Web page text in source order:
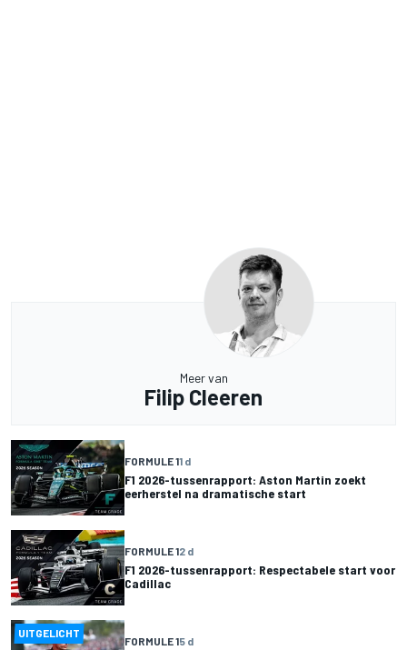
Meer van
Filip Cleeren
FORMULE 11 d
F1 2026-tussenrapport: Aston Martin zoekt
eerherstel na dramatische start
FORMULE 12 d
F1 2026-tussenrapport: Respectabele start voor
Cadillac
UITGELICHT
FORMULE 15 d